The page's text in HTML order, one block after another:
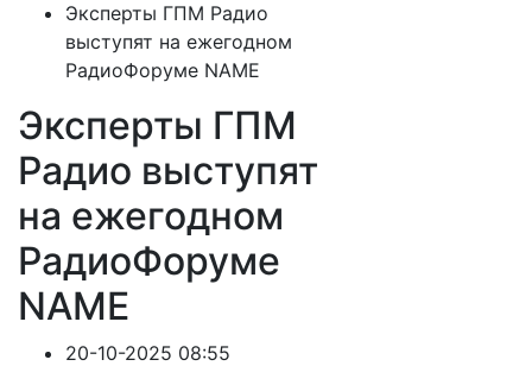
Эксперты ГПМ Радио
выступят на ежегодном
РадиоФоруме NAME
Эксперты ГПМ
Радио выступят
на ежегодном
РадиоФоруме
NAME
20-10-2025 08:55